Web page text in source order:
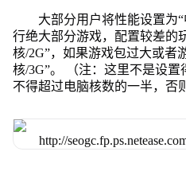
大部分用户将性能设置为
行绝大部分游戏，配置较差的
核/2G”，如果游戏包过大或者
核/3G”。 （注：这里不是设
不得超过电脑核数的一半，否